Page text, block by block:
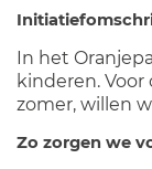
In het
kinderen.
zomer, willen
Zo zorgen we